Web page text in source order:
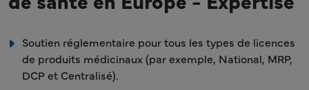
Soutien réglementaire pour tous les types de licences
de produits médicinaux (par exemple, National, MRP,
DCP et Centralisé).